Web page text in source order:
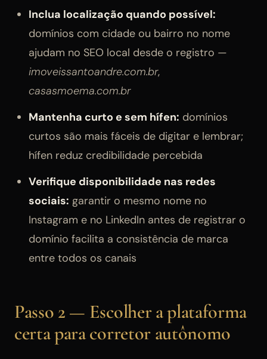
Inclua localização quando possível:
domínios com cidade ou bairro no nome
ajudam no SEO local desde o registro —
imoveissantoandre.com.br,
casasmoema.com.br
Mantenha curto e sem hífen: domínios
curtos são mais fáceis de digitar e lembrar;
hífen reduz credibilidade percebida
Verifique disponibilidade nas redes
sociais: garantir o mesmo nome no
Instagram e no LinkedIn antes de registrar o
domínio facilita a consistência de marca
entre todos os canais
Passo 2 — Escolher a plataforma
certa para corretor autônomo